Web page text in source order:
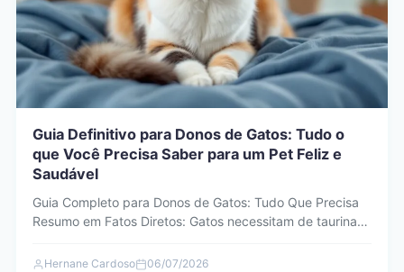
Guia Definitivo para Donos de Gatos: Tudo o
que Você Precisa Saber para um Pet Feliz e
Saudável
Guia Completo para Donos de Gatos: Tudo Que Precisa
Resumo em Fatos Diretos: Gatos necessitam de taurina
Hernane Cardoso 06/07/2026